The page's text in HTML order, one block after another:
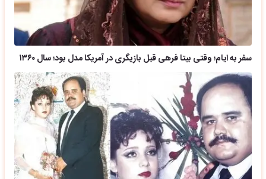
سفر به ایام؛ وقتی بیتا فرهی قبل بازیگری در آمریکا مدل بود؛ سال ۱۳۶۰